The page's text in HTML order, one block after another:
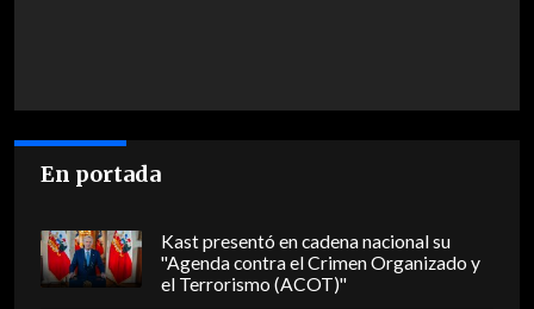
En portada
Kast presentó en cadena nacional su
"Agenda contra el Crimen Organizado y
el Terrorismo (ACOT)"